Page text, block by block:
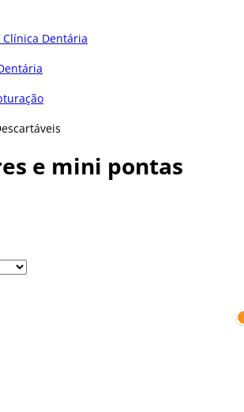
Dentária
e mini pontas